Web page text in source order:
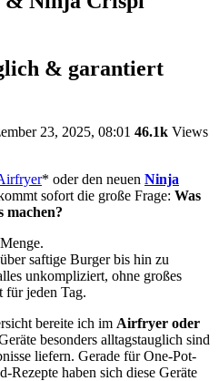
& garantiert
23, 2025, 08:01 46.1k Views
* oder den neuen Ninja
sofort die große Frage: Was
machen?
saftige Burger bis hin zu
unkompliziert, ohne großes
für jeden Tag.
bereite ich im Airfryer oder
besonders alltagstauglich sind
liefern. Gerade für One-Pot-
Rezepte haben sich diese Geräte